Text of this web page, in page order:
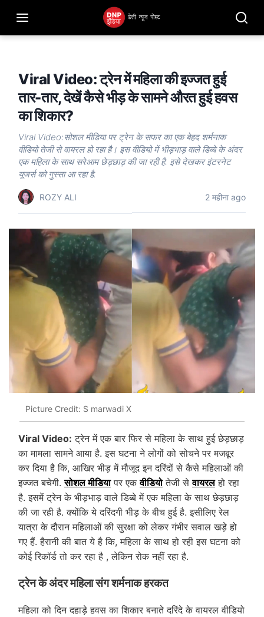
Viral Video: ट्रेन में महिला की इज्जत हुई
तार-तार, देखें कैसे भीड़ के सामने औरत हुई हवस
का शिकार?
Viral Video:सोशल मीडिया पर ट्रेन के सफर का एक बेहद शर्मनाक
वीडियो तेजी से वायरल हो रहा है। इस वीडियो में भीड़भाड़ वाले डिब्बे के अंदर
एक महिला के साथ सरेआम छेड़छाड़ की जा रही है. इसे देखकर इंटरनेट
यूजर्स को गुस्सा आ रहा है.
ROZY ALI 2 महीना ago
Picture Credit: S marwadi X
Viral Video: ट्रेन में एक बार फिर से महिला के साथ हुई छेड़छाड़
का मामला सामने आया है. इस घटना ने लोगों को सोचने पर मजबूर
कर दिया है कि, आखिर भीड़ में मौजूद इन दरिंदों से कैसे महिलाओं की
इज्जत बचेगी.सोशल मीडियापर एकवीडियोतेजी सेवायरलहो रहा
है. इसमें ट्रेन के भीड़भाड़ वाले डिब्बे में एक महिला के साथ छेड़छाड़
की जा रही है. क्योंकि ये दरिंदगी भीड़ के बीच हुई है. इसीलिए रेल
यात्रा के दौरान महिलाओं की सुरक्षा को लेकर गंभीर सवाल खड़े हो
गए हैं. हैरानी की बात ये है कि, महिला के साथ हो रही इस घटना को
कोई रिकॉर्ड तो कर रहा है , लेकिन रोक नहीं रहा है.
ट्रेन के अंदर महिला संग शर्मनाक हरकत
महिला को दिन दहाड़े हवस का शिकार बनाते दरिंदे के वायरल वीडियो